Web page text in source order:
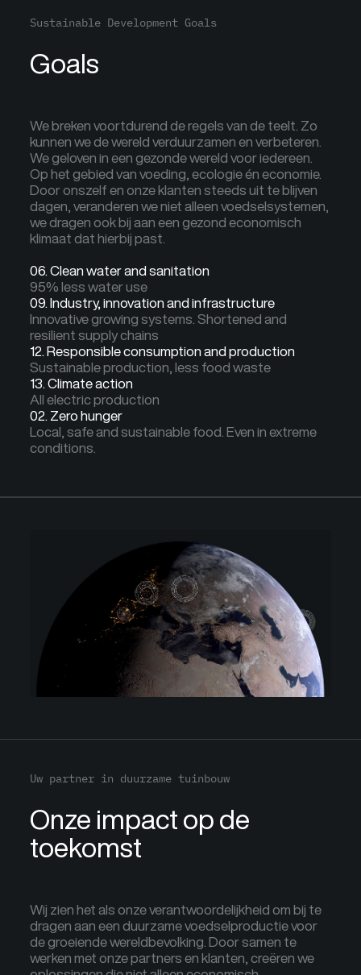
Sustainable Development Goals
Goals
We breken voortdurend de regels van de teelt. Zo
kunnen we de wereld verduurzamen en verbeteren.
We geloven in een gezonde wereld voor iedereen.
Op het gebied van voeding, ecologie én economie.
Door onszelf en onze klanten steeds uit te blijven
dagen, veranderen we niet alleen voedselsystemen,
we dragen ook bij aan een gezond economisch
klimaat dat hierbij past.
06. Clean water and sanitation
95% less water use
09. Industry, innovation and infrastructure
Innovative growing systems. Shortened and
resilient supply chains
12. Responsible consumption and production
Sustainable production, less food waste
13. Climate action
All electric production
02. Zero hunger
Local, safe and sustainable food. Even in extreme
conditions.
Uw partner in duurzame tuinbouw
Onze impact op de
toekomst
Wij zien het als onze verantwoordelijkheid om bij te
dragen aan een duurzame voedselproductie voor
de groeiende wereldbevolking. Door samen te
werken met onze partners en klanten, creëren we